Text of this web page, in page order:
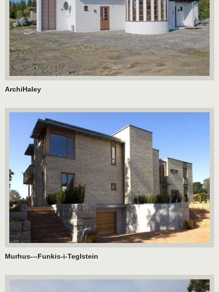
ArchiHaley
Murhus---Funkis-i-Teglstein